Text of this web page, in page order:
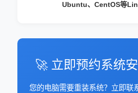
Ubuntu、CentOS等
🚀 立即预约系统安
您的电脑需要重装系统？立即联